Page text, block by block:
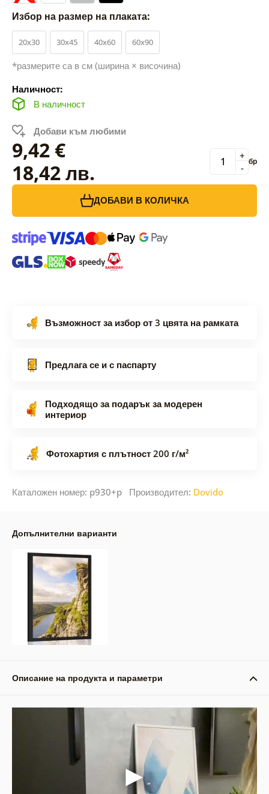
Избор на размер на плаката:
20x30 30x45 40x60 60x90
*размерите са в см (ширина × височина)
Наличност:
В наличност
Добави към любими
9,42 €
18,42 лв.
-
+ бр
ДОБАВИ В КОЛИЧКА
Възможност за избор от 3 цвята на рамката
Предлага се и с паспарту
Подходящо за подарък за модерен
интериор
Фотохартия с плътност 200 г/м²
Каталожен номер: p930+p Производител: Dovido
Допълнителни варианти
Описание на продукта и параметри